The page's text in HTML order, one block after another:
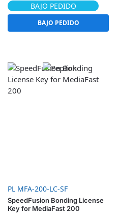
BAJO PEDIDO
BAJO PEDIDO
PL MFA-200-LC-SF
SpeedFusion Bonding License
Key for MediaFast 200